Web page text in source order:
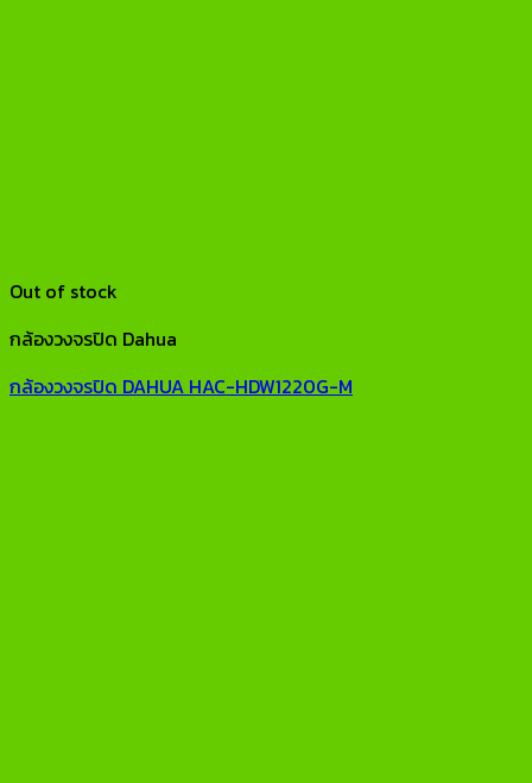
Out of stock
กล้องวงจรปิด Dahua
กล้องวงจรปิด DAHUA HAC-HDW1220G-M